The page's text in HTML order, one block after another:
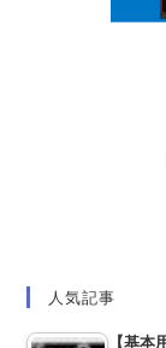
人気記事
【基